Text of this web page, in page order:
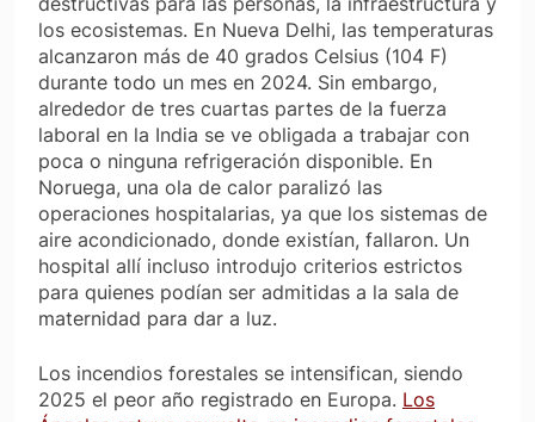
los ecosistemas. En Nueva Delhi, las temperaturas
alcanzaron más de 40 grados Celsius (104 F)
durante todo un mes en 2024. Sin embargo,
alrededor de tres cuartas partes de la fuerza
laboral en la India se ve obligada a trabajar con
poca o ninguna refrigeración disponible. En
Noruega, una ola de calor paralizó las
operaciones hospitalarias, ya que los sistemas de
aire acondicionado, donde existían, fallaron. Un
hospital allí incluso introdujo criterios estrictos
para quienes podían ser admitidas a la sala de
maternidad para dar a luz.
Los incendios forestales se intensifican, siendo
2025 el peor año registrado en Europa. Los